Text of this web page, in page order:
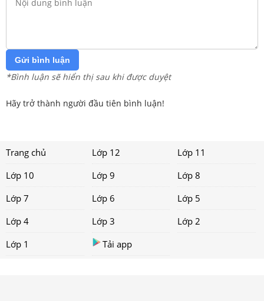
Gửi bình luận
*Bình luận sẽ hiển thị sau khi được duyệt
Hãy trở thành người đầu tiên bình luận!
Trang chủ Lớp 12
Lớp 11
Lớp 10
Lớp 9
Lớp 8
Lớp 7
Lớp 6
Lớp 5
Lớp 4
Lớp 3
Lớp 2
Lớp 1
Tải app